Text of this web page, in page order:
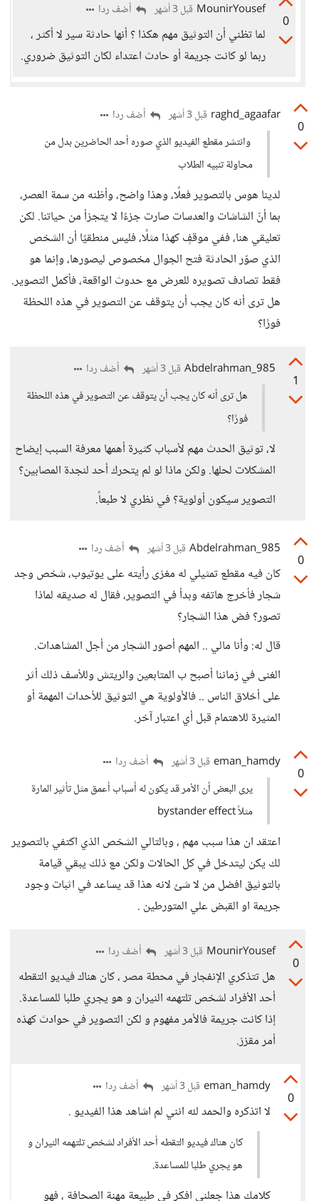
0
MounirYousef قبل 3 أشهر أضف ردا
لما تظني أن التوثيق مهم هكذا ؟ أنها حادثة سير لا أكثر ،
ربما لو كانت جريمة أو حادث اعتداء لكان التوثيق ضروري.
0
raghd_agaafar قبل 3 أشهر
أضف ردا
وانتشر مقطع الفيديو الذي صوره أحد الحاضرين بدل من
محاولة تنبيه الطلاب
لدينا هوس بالتصوير فعلًا، وهذا واضح، وأظنه من سمة العصر،
بما أنّ الشاشات والعدسات صارت جزءًا لا يتجزأ من حياتنا. لكن
تعليقي هنا، ففي موقفٍ كهذا مثلًا، فليس منطقيًا أن الشخص
الذي صوّر الحادثة فتح الجوال مخصوص ليصورها، وإنما هو
فقط تصادف تصويره للعرض مع حدوث الواقعة، فأكمل التصوير.
هل ترى أنه كان يجب أن يتوقف عن التصوير في هذه اللحظة
فورًا؟
1
Abdelrahman_985 قبل 3 أشهر
أضف ردا
هل ترى أنه كان يجب أن يتوقف عن التصوير في هذه اللحظة
فورًا؟
لا، توثيق الحدث مهم لأسباب كثيرة أهمها معرفة السبب إيضاح
المشكلات لحلها. ولكن ماذا لو لم يتحرك أحد لنجدة المصابين؟
التصوير سيكون أولوية؟ في نظري لا طبعاً.
0
Abdelrahman_985 قبل 3 أشهر أضف ردا
كان فيه مقطع تمثيلي له مغزى رأيته على يوتيوب، شخص وجد
شجار فأخرج هاتفه وبدأ في التصوير، فقال له صديقه لماذا
تصور؟ فض هذا الشجار؟
قال له: وأنا مالي .. المهم أصور الشجار من أجل المشاهدات.
الغنى في زماننا أصبح ب المتابعين والريتش وللأسف ذلك أثر
على أخلاق الناس .. فالأولوية هي التوثيق للأحداث المهمة أو
المثيرة للاهتمام قبل أي اعتبار آخر.
0
eman_hamdy قبل 3 أشهر
أضف ردا
يرى البعض أن الأمر قد يكون له أسباب أعمق مثل تأثير المارة
مثلاً bystander effect
اعتقد ان هذا سبب مهم ، وبالتالي الشخص الذي اكتفي بالتصوير
لك يكن ليتدخل في كل الحالات ولكن مع ذلك يبقي قيامة
بالتوثيق افضل من لا شئ لانه هذا قد يساعد في اثبات وجود
جريمة او القبض علي المتورطين .
0
MounirYousef قبل 3 أشهر أضف ردا
هل تتذكري الإنفجار في محطة مصر ، كان هناك فيديو التقطه
أحد الأفراد لشخص تلتهمه النيران و هو يجري طلبا للمساعدة.
إذا كانت جريمة فالأمر مفهوم و لكن التصوير في حوادث كهذه
أمر مقزز.
0
eman_hamdy قبل 3 أشهر أضف ردا
لا اتذكره والحمد لله انني لم اشاهد هذا الفيديو .
كان هناك فيديو التقطه أحد الأفراد لشخص تلتهمه النيران و
هو يجري طلبا للمساعدة.
كلامك هذا جعلني افكر في طبيعة مهنة الصحافة ، فهو